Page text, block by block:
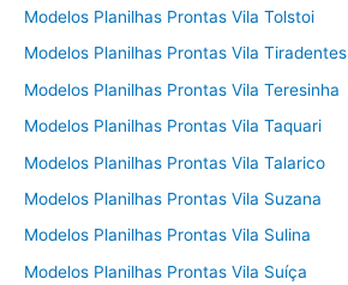
Modelos Planilhas Prontas Vila Tolstoi
Modelos Planilhas Prontas Vila Tiradentes
Modelos Planilhas Prontas Vila Teresinha
Modelos Planilhas Prontas Vila Taquari
Modelos Planilhas Prontas Vila Talarico
Modelos Planilhas Prontas Vila Suzana
Modelos Planilhas Prontas Vila Sulina
Modelos Planilhas Prontas Vila Suíça